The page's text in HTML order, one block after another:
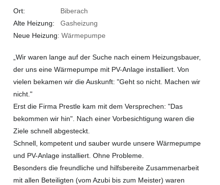
Ort: Biberach
Alte Heizung: Gasheizung
Neue Heizung: Wärmepumpe
„Wir waren lange auf der Suche nach einem Heizungsbauer,
der uns eine Wärmepumpe mit PV-Anlage installiert. Von
vielen bekamen wir die Auskunft: "Geht so nicht. Machen wir
nicht."
Erst die Firma Prestle kam mit dem Versprechen: "Das
bekommen wir hin". Nach einer Vorbesichtigung waren die
Ziele schnell abgesteckt.
Schnell, kompetent und sauber wurde unsere Wärmepumpe
und PV-Anlage installiert. Ohne Probleme.
Besonders die freundliche und hilfsbereite Zusammenarbeit
mit allen Beteiligten (vom Azubi bis zum Meister) waren